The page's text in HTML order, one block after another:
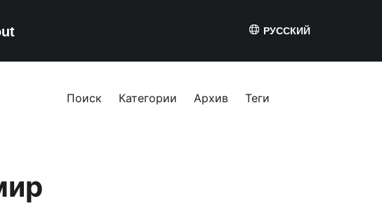
РУССКИЙ
Поиск Категории Архив Теги